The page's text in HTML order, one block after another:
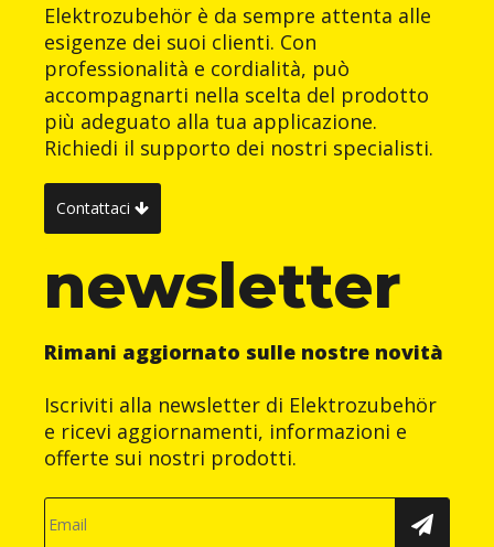
Elektrozubehör è da sempre attenta alle
esigenze dei suoi clienti. Con
professionalità e cordialità, può
accompagnarti nella scelta del prodotto
più adeguato alla tua applicazione.
Richiedi il supporto dei nostri specialisti.
Contattaci
newsletter
Rimani aggiornato sulle nostre novità
Iscriviti alla newsletter di Elektrozubehör
e ricevi aggiornamenti, informazioni e
offerte sui nostri prodotti.